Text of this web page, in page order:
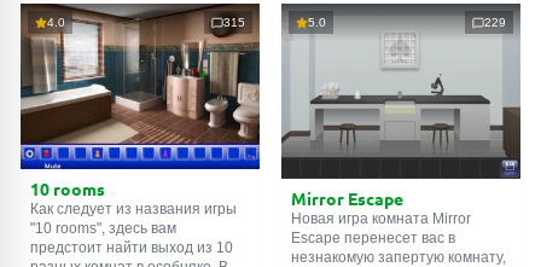
4.0 315
10 rooms
Как следует из названия игры
"10 rooms", здесь вам
предстоит найти выход из 10
5.0 229
Mirror Escape
Новая игра комната Mirror
Escape перенесет вас в
незнакомую запертую комнату,